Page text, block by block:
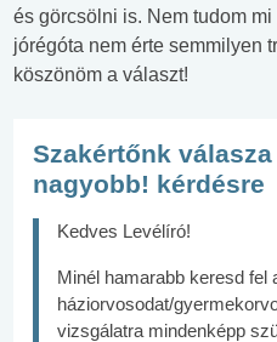
és görcsölni is. Nem tudom
jórégóta nem érte semmilyen
köszönöm a választ!
Szakértőnk
nagyobb! kérdésre
Kedves Levélíró!
Minél hamarabb keresd fel
háziorvosodat/
vizsgálatra mindenképp